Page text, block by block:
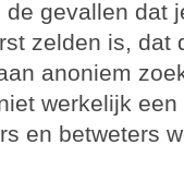
gevallen dat
zelden is, dat
anoniem
werkelijk
en betweters